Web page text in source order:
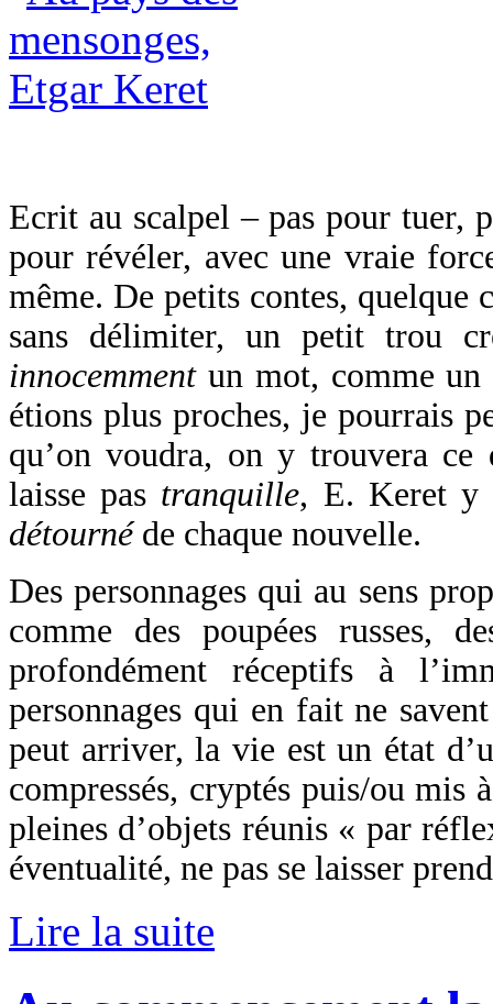
Ecrit au scalpel – pas pour tuer,
pour révéler, avec une vraie
même. De petits contes, quelque
sans délimiter, un petit trou
innocemment un mot, comme
étions plus proches, je pourrais
qu’on voudra, on y trouvera
laisse pas tranquille, E. Keret y
détournéde chaque nouvelle.
Des personnages qui au sens
comme des poupées russes,
profondément réceptifs à
personnages qui en fait ne
peut arriver, la vie est un état
compressés, cryptés puis/ou mis
pleines d’objets réunis « par
éventualité, ne pas se laisser
Lire la suite